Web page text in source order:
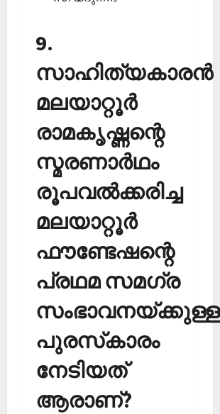
9.
സാഹിത്യകാരന്‍
മലയാറ്റൂര്‍
രാമകൃഷ്ണന്റെ
സ്മരണാര്‍ഥം
രൂപവല്‍ക്കരിച്ച
മലയാറ്റൂര്‍
ഫൗണ്ടേഷന്റെ
പ്രഥമ സമഗ്ര
സംഭാവനയ്ക്കുള്ള
പുരസ്‌കാരം
നേടിയത്
ആരാണ്?